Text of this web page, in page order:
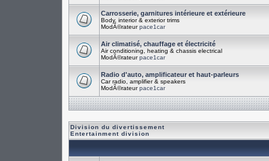
Carrosserie, garnitures intérieure et extérieure
Body, interior & exterior trims
ModÃ©rateurpace1car
Air climatisé, chauffage et électricité
Air conditioning, heating & chassis electrical
ModÃ©rateurpace1car
Radio d'auto, amplificateur et haut-parleurs
Car radio, amplifier & speakers
ModÃ©rateurpace1car
Division du divertissement
Entertainment division